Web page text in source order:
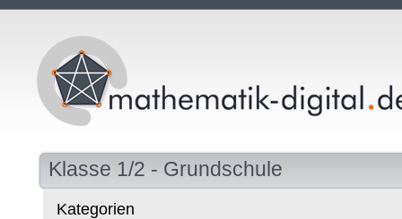
Klasse 1/2 - Grundschule
Kategorien